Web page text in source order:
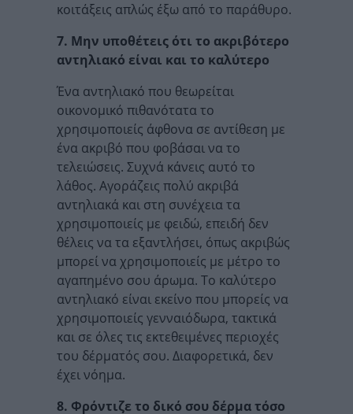
κοιτάξεις απλώς έξω από το παράθυρο.
7. Μην υποθέτεις ότι το ακριβότερο
αντηλιακό είναι και το καλύτερο
Ένα αντηλιακό που θεωρείται
οικονομικό πιθανότατα το
χρησιμοποιείς άφθονα σε αντίθεση με
ένα ακριβό που φοβάσαι να το
τελειώσεις. Συχνά κάνεις αυτό το
λάθος. Αγοράζεις πολύ ακριβά
αντηλιακά και στη συνέχεια τα
χρησιμοποιείς με φειδώ, επειδή δεν
θέλεις να τα εξαντλήσει, όπως ακριβώς
μπορεί να χρησιμοποιείς με μέτρο το
αγαπημένο σου άρωμα. Το καλύτερο
αντηλιακό είναι εκείνο που μπορείς να
χρησιμοποιείς γενναιόδωρα, τακτικά
και σε όλες τις εκτεθειμένες περιοχές
του δέρματός σου. Διαφορετικά, δεν
έχει νόημα.
8. Φρόντιζε το δικό σου δέρμα τόσο